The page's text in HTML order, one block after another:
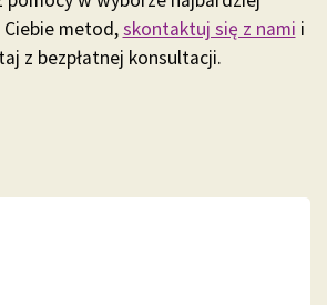
metod,skontaktuj się z nami i
z bezpłatnej konsultacji.